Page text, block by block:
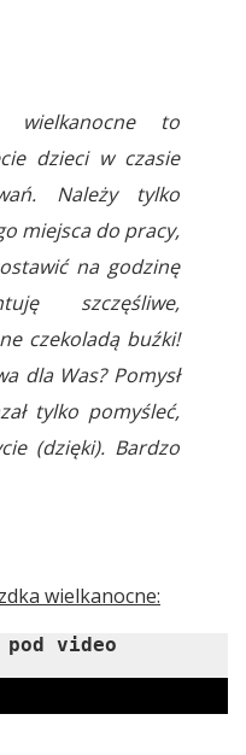
wielkanocne to
dzieci w czasie
Należy tylko
miejsca do pracy,
na godzinę
szczęśliwe,
czekoladą buźki!
dla Was? Pomysł
tylko pomyśleć,
(dzięki). Bardzo
wielkanocne:
pod video